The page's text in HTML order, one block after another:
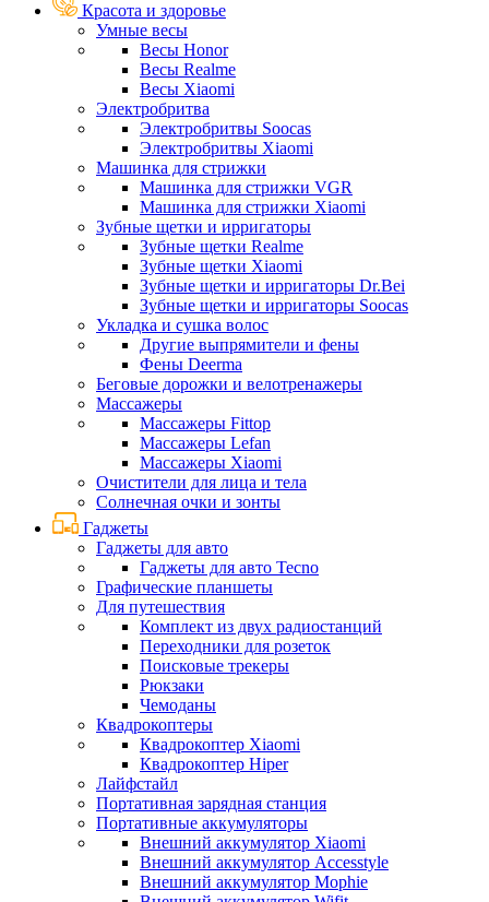
Красота и здоровье
Умные весы
Весы Honor
Весы Realme
Весы Xiaomi
Электробритва
Электробритвы Soocas
Электробритвы Xiaomi
Машинка для стрижки
Машинка для стрижки VGR
Машинка для стрижки Xiaomi
Зубные щетки и ирригаторы
Зубные щетки Realme
Зубные щетки Xiaomi
Зубные щетки и ирригаторы Dr.Bei
Зубные щетки и ирригаторы Soocas
Укладка и сушка волос
Другие выпрямители и фены
Фены Deerma
Беговые дорожки и велотренажеры
Массажеры
Массажеры Fittop
Массажеры Lefan
Массажеры Xiaomi
Очистители для лица и тела
Солнечная очки и зонты
Гаджеты
Гаджеты для авто
Гаджеты для авто Tecno
Графические планшеты
Для путешествия
Комплект из двух радиостанций
Переходники для розеток
Поисковые трекеры
Рюкзаки
Чемоданы
Квадрокоптеры
Квадрокоптер Xiaomi
Квадрокоптер Hiper
Лайфстайл
Портативная зарядная станция
Портативные аккумуляторы
Внешний аккумулятор Xiaomi
Внешний аккумулятор Accesstyle
Внешний аккумулятор Mophie